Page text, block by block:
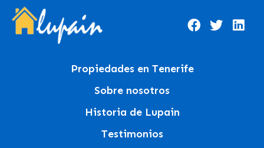
Propiedades en Tenerife
Sobre nosotros
Historia de Lupain
Testimonios